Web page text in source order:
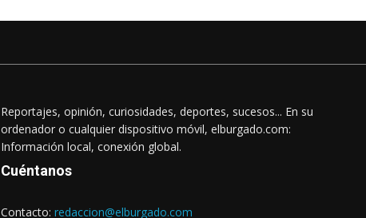
Reportajes, opinión, curiosidades, deportes, sucesos... En su
ordenador o cualquier dispositivo móvil, elburgado.com:
Información local, conexión global.
Cuéntanos
Contacto: redaccion@elburgado.com